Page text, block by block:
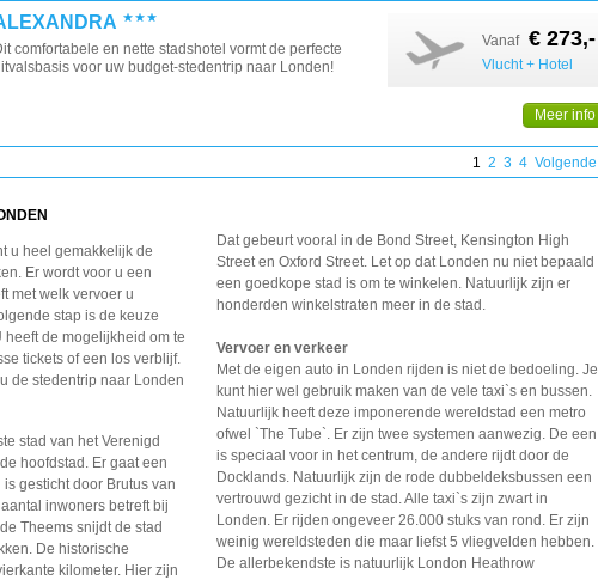
comfortabele en nette stadshotel vormt de perfecte
voor uw budget-stedentrip naar Londen!
Vanaf € 273,-
Vlucht + Hotel
Meer info
1 2 3 4 Volgende
u heel gemakkelijk de
Er wordt voor u een
met welk vervoer u
stap is de keuze
de mogelijkheid om te
tickets of een los verblijf.
de stedentrip naar Londen
stad van het Verenigd
hoofdstad. Er gaat een
gesticht door Brutus van
inwoners betreft bij
Theems snijdt de stad
De historische
kilometer. Hier zijn
Dat gebeurt vooral in de Bond Street, Kensington High
Street en Oxford Street. Let op dat Londen nu niet bepaald
een goedkope stad is om te winkelen. Natuurlijk zijn er
honderden winkelstraten meer in de stad.
Vervoer en verkeer
Met de eigen auto in Londen rijden is niet de bedoeling. Je
kunt hier wel gebruik maken van de vele taxi`s en bussen.
Natuurlijk heeft deze imponerende wereldstad een metro
ofwel `The Tube`. Er zijn twee systemen aanwezig. De een
is speciaal voor in het centrum, de andere rijdt door de
Docklands. Natuurlijk zijn de rode dubbeldeksbussen een
vertrouwd gezicht in de stad. Alle taxi`s zijn zwart in
Londen. Er rijden ongeveer 26.000 stuks van rond. Er zijn
weinig wereldsteden die maar liefst 5 vliegvelden hebben.
De allerbekendste is natuurlijk London Heathrow